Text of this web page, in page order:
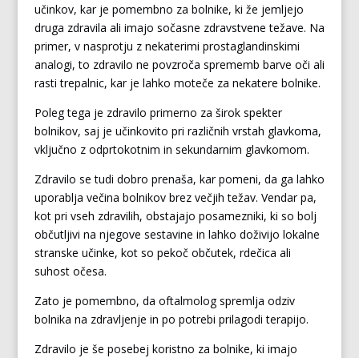
učinkov, kar je pomembno za bolnike, ki že jemljejo
druga zdravila ali imajo sočasne zdravstvene težave. Na
primer, v nasprotju z nekaterimi prostaglandinskimi
analogi, to zdravilo ne povzroča sprememb barve oči ali
rasti trepalnic, kar je lahko moteče za nekatere bolnike.
Poleg tega je zdravilo primerno za širok spekter
bolnikov, saj je učinkovito pri različnih vrstah glavkoma,
vključno z odprtokotnim in sekundarnim glavkomom.
Zdravilo se tudi dobro prenaša, kar pomeni, da ga lahko
uporablja večina bolnikov brez večjih težav. Vendar pa,
kot pri vseh zdravilih, obstajajo posamezniki, ki so bolj
občutljivi na njegove sestavine in lahko doživijo lokalne
stranske učinke, kot so pekoč občutek, rdečica ali
suhost očesa.
Zato je pomembno, da oftalmolog spremlja odziv
bolnika na zdravljenje in po potrebi prilagodi terapijo.
Zdravilo je še posebej koristno za bolnike, ki imajo